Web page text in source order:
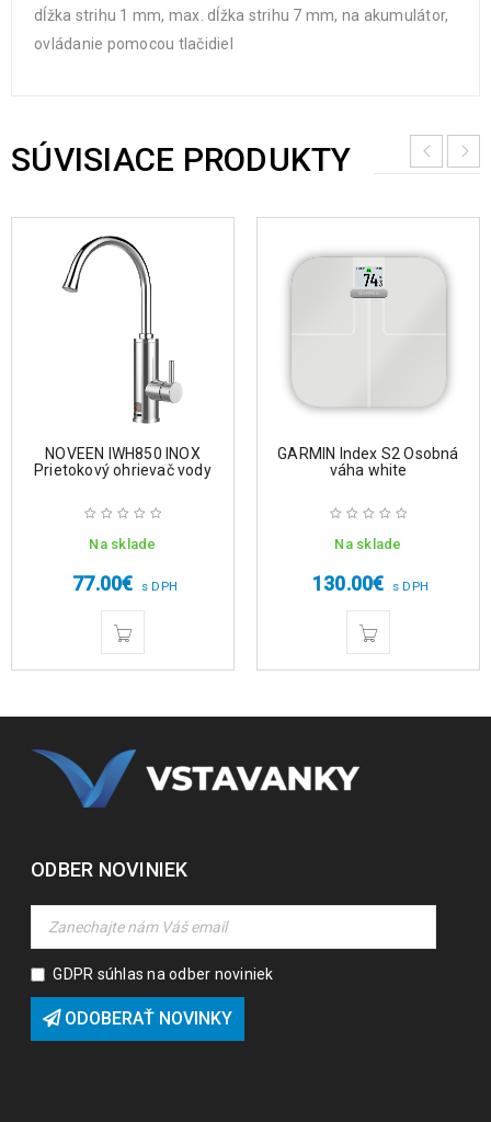
dĺžka strihu 1 mm, max. dĺžka strihu 7 mm, na akumulátor,
ovládanie pomocou tlačidiel
SÚVISIACE PRODUKTY
NOVEEN IWH850 INOX
Prietokový ohrievač vody
Na sklade
77.00€ s DPH
GARMIN Index S2 Osobná
váha white
Na sklade
130.00€ s DPH
ODBER NOVINIEK
GDPR súhlas na odber noviniek
ODOBERAŤ NOVINKY